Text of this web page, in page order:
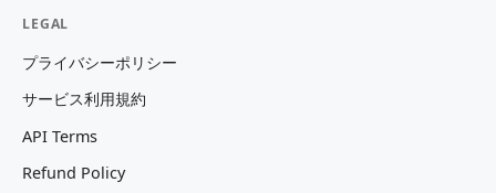
LEGAL
プライバシーポリシー
サービス利用規約
API Terms
Refund Policy